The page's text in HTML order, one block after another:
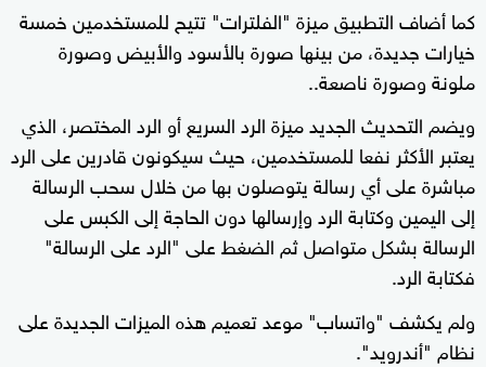
كما أضاف التطبيق ميزة "الفلترات" تتيح للمستخدمين خمسة
خيارات جديدة، من بينها صورة بالأسود والأبيض وصورة
ملونة وصورة ناصعة..
ويضم التحديث الجديد ميزة الرد السريع أو الرد المختصر، الذي
يعتبر الأكثر نفعا للمستخدمين، حيث سيكونون قادرين على الرد
مباشرة على أي رسالة يتوصلون بها من خلال سحب الرسالة
إلى اليمين وكتابة الرد وإرسالها دون الحاجة إلى الكبس على
الرسالة بشكل متواصل ثم الضغط على "الرد على الرسالة"
فكتابة الرد.
ولم يكشف "واتساب" موعد تعميم هذه الميزات الجديدة على
نظام "أندرويد".